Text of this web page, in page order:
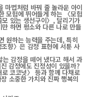
마법처럼 바꿔 줄 놀라운 아이
모험에 뛰어들게 하는 〈모험
있는 생선구이〉, 달리기가
하면 평소와 다른 나로 만들
원하는 능력을 주는데, 특히
향〉은 감정 표현에 서툰 사
감정을 떼어 냈다고 해서 과
감정에도 진정성이 있을까?
코코넛〉 등과 함께 다채로
소중한 가치와 진짜 행복의